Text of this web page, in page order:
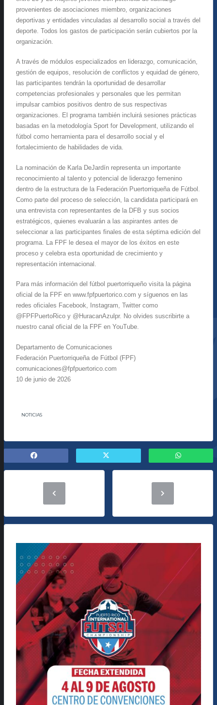
provenientes de asociaciones miembro, organizaciones
deportivas y entidades vinculadas al desarrollo social a través del
deporte. Todos los gastos de participación serán cubiertos por la
organización.
A través de módulos especializados en liderazgo, comunicación,
gestión de equipos, resolución de conflictos y equidad de género,
las participantes tendrán la oportunidad de desarrollar
competencias profesionales y personales que les permitan
impulsar cambios positivos dentro de sus respectivas
organizaciones. El programa también incluirá sesiones prácticas
basadas en la metodología Sport for Development, utilizando el
fútbol como herramienta para el desarrollo social y el
fortalecimiento de habilidades de vida.
La nominación de Karla DeJardín representa un importante
reconocimiento al talento y potencial de liderazgo femenino
dentro de la estructura de la Federación Puertorriqueña de Fútbol.
Como parte del proceso de selección, la candidata participará en
una entrevista con representantes de la DFB y sus socios
estratégicos, quienes evaluarán a las aspirantes antes de
seleccionar a las participantes finales de esta séptima edición del
programa. La FPF le desea el mayor de los éxitos en este
proceso y celebra esta oportunidad de crecimiento y
representación internacional.
Para más información del fútbol puertorriqueño visita la página
oficial de la FPF en www.fpfpuertorico.com y síguenos en las
redes oficiales Facebook, Instagram, Twitter como
@FPFPuertoRico y @HuracanAzulpr. No olvides suscribirte a
nuestro canal oficial de la FPF en YouTube.
Departamento de Comunicaciones
Federación Puertorriqueña de Fútbol (FPF)
comunicaciones@fpfpuertorico.com
10 de junio de 2026
NOTICIAS